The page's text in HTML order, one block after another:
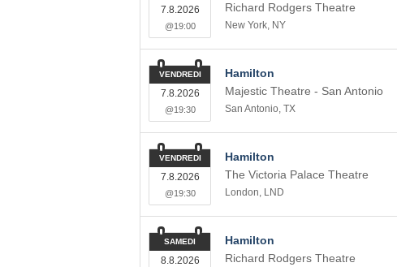
Richard Rodgers Theatre
New York, NY
7.8.2026
@19:00
Hamilton
Majestic Theatre - San Antonio
San Antonio, TX
VENDREDI
7.8.2026
@19:30
Hamilton
The Victoria Palace Theatre
London, LND
VENDREDI
7.8.2026
@19:30
Hamilton
Richard Rodgers Theatre
SAMEDI
8.8.2026